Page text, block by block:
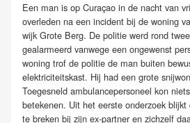
Een man is op Curaçao in de nacht van
overleden na een incident bij de woning
wijk Grote Berg. De politie werd rond
gealarmeerd vanwege een ongewenst
woning trof de politie de man buiten
elektriciteitskast. Hij had een grote
Toegesneld ambulancepersoneel kon
betekenen. Uit het eerste onderzoek
te breken bij zijn ex-partner en zichzelf